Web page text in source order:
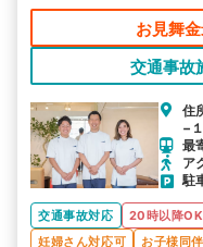
お見舞
交通事故
住
−
最
ア
駐
交通事故対応 20時以降OK
妊婦さん対応可
お子様同